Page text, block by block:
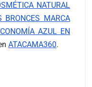
NATURAL
BRONCES MARCA
AZUL EN
ATACAMA360.